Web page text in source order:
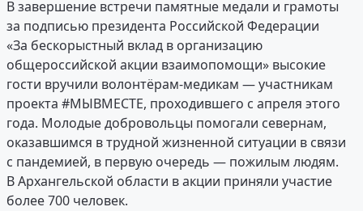
В завершение встречи памятные медали и грамоты
за подписью президента Российской Федерации
«За бескорыстный вклад в организацию
общероссийской акции взаимопомощи» высокие
гости вручили волонтёрам-медикам — участникам
проекта #МЫВМЕСТЕ, проходившего с апреля этого
года. Молодые добровольцы помогали севернам,
оказавшимся в трудной жизненной ситуации в связи
с пандемией, в первую очередь — пожилым людям.
В Архангельской области в акции приняли участие
более 700 человек.